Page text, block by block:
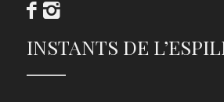
INSTANTS DE